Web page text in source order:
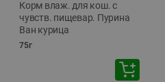
Корм влаж. для кош. с
чувств. пищевар. Пурина
Ван курица
75г